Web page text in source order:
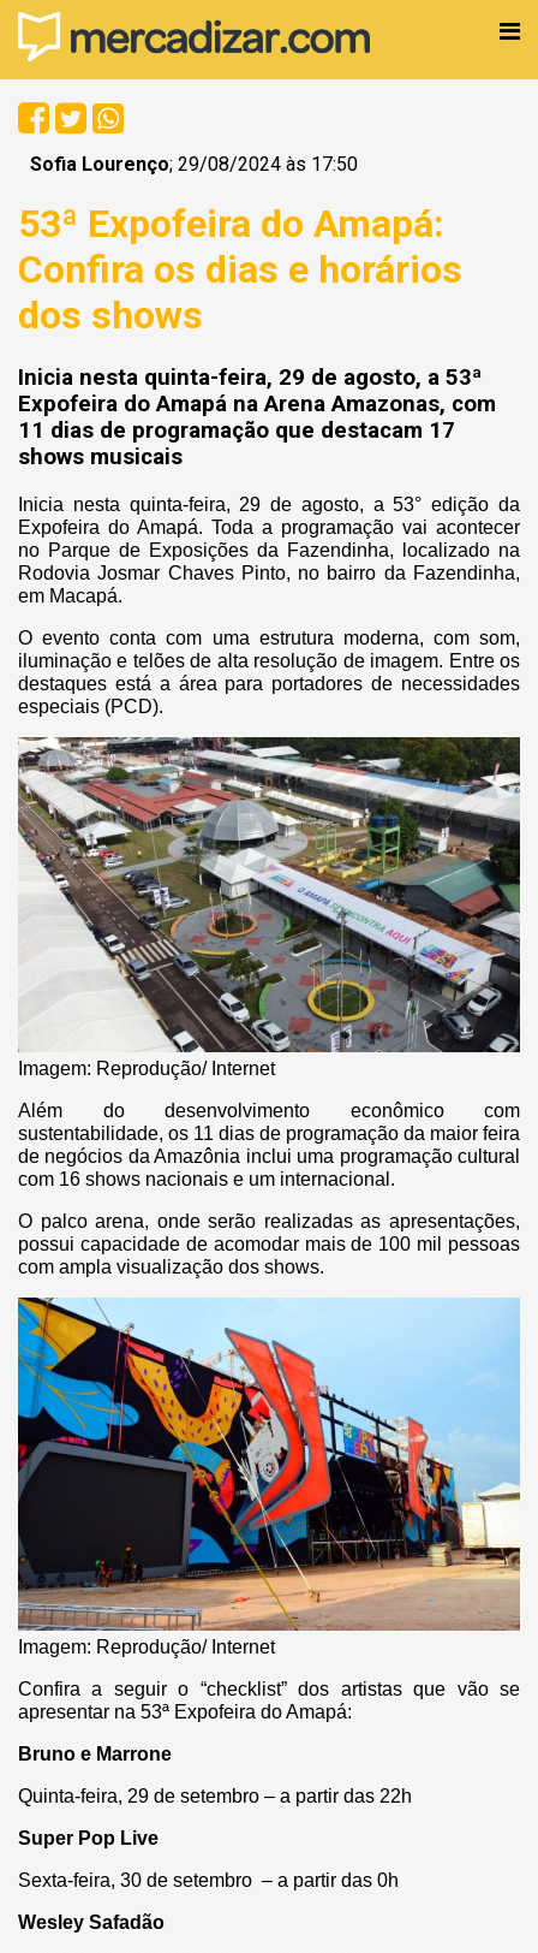
Sofia Lourenço; 29/08/2024 às 17:50
53ª Expofeira do Amapá:
Confira os dias e horários
dos shows
Inicia nesta quinta-feira, 29 de agosto, a 53ª
Expofeira do Amapá na Arena Amazonas, com
11 dias de programação que destacam 17
shows musicais
Inicia nesta quinta-feira, 29 de agosto, a 53° edição da
Expofeira do Amapá. Toda a programação vai acontecer
no Parque de Exposições da Fazendinha, localizado na
Rodovia Josmar Chaves Pinto, no bairro da Fazendinha,
em Macapá.
O evento conta com uma estrutura moderna, com som,
iluminação e telões de alta resolução de imagem. Entre os
destaques está a área para portadores de necessidades
especiais (PCD).
Imagem: Reprodução/ Internet
Além do desenvolvimento econômico com
sustentabilidade, os 11 dias de programação da maior feira
de negócios da Amazônia inclui uma programação cultural
com 16 shows nacionais e um internacional.
O palco arena, onde serão realizadas as apresentações,
possui capacidade de acomodar mais de 100 mil pessoas
com ampla visualização dos shows.
Imagem: Reprodução/ Internet
Confira a seguir o “checklist” dos artistas que vão se
apresentar na 53ª Expofeira do Amapá:
Bruno e Marrone
Quinta-feira, 29 de setembro – a partir das 22h
Super Pop Live
Sexta-feira, 30 de setembro – a partir das 0h
Wesley Safadão